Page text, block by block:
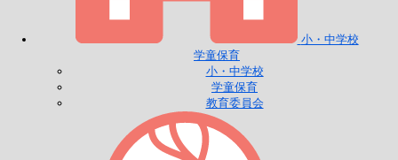
小・中学校
学童保育
小・中学校
学童保育
教育委員会